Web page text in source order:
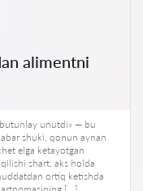
alimentni
butunlay unutdi» — bu
shuki, qonun aynan
elga ketayotgan
shart, aks holda
ortiq ketishda